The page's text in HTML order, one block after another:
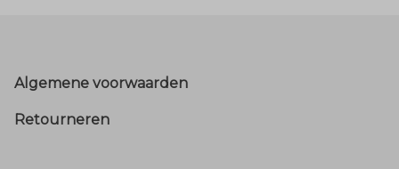
Footer
Algemene voorwaarden
Retourneren